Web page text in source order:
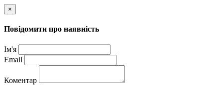
×
Повідомити про наявність
Ім'я
Email
Коментар